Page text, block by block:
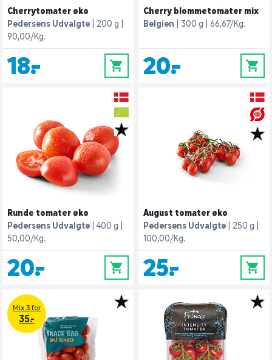
Cherrytomater øko
Pedersens Udvalgte
200 g
90,00/Kg.
18,- 0
Cherry blommetomater mix
Belgien
300 g 66,67/Kg.
20,- 0
Runde tomater øko
Pedersens Udvalgte
400 g
50,00/Kg.
20,- 0
August tomater øko
Pedersens Udvalgte
250 g
100,00/Kg.
25,- 0
Mix 3 for
35.-